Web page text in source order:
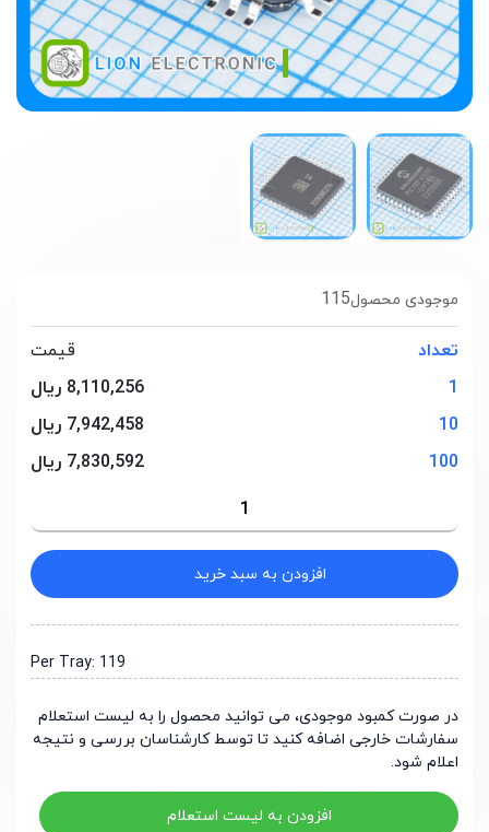
115موجودی محصول
تعداد
قیمت
1
8,110,256 ریال
10
7,942,458 ریال
100
7,830,592 ریال
افزودن به سبد خرید
Per Tray: 119
در صورت کمبود موجودی، می توانید محصول را به لیست استعلام
سفارشات خارجی اضافه کنید تا توسط کارشناسان بررسی و نتیجه
اعلام شود.
افزودن به لیست استعلام